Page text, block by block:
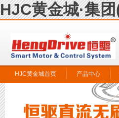
HJC黄金城·集
HJC黄金城首页 产品中心